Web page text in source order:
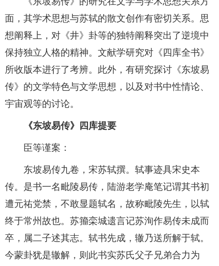
面，其学术思想与苏轼的散文创作有密切关系。思
想阐释上，对《井》卦等的独特阐释突出了逆境中
保持独立人格的精神。文献学研究对《四库全书》
所收版本进行了考辨。此外，有研究探讨《东坡易
传》的文学特色与文学思想，以及对书中性情论、
宇宙观等的讨论。
《东坡易传》四库提要
臣等谨案：
东坡易传九卷，宋苏轼撰。轼事迹具宋史本
传。是书一名毗陵易传，陆游老学庵笔记谓其书初
遭元祐党禁，不敢显题轼名，故称毗陵先生，以轼
终于常州故也。苏籀栾城遗言记苏洵作易传未成而
卒，属二子述其志。轼书先成，辙乃送所解于轼。
今蒙卦犹是辙解，则此书实苏氏父子兄弟合力为